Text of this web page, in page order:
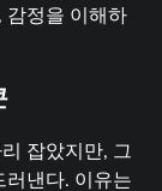
감정을 이해하
잡았지만, 그
낸다. 이유는